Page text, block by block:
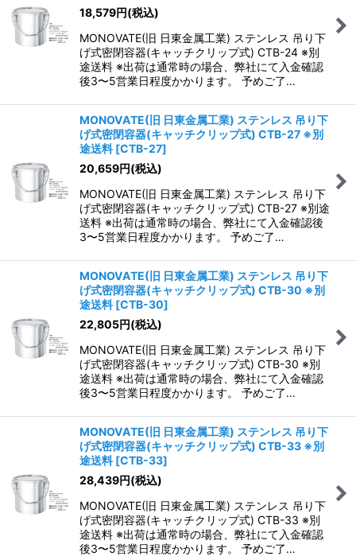
18,579円(税込)
MONOVATE(旧 日東金属工業) ステンレス 吊り下
げ式密閉容器(キャッチクリップ式) CTB-24 ※別
途送料 ※出荷は通常時の場合、弊社にて入金確認
後3〜5営業日程度かかります。 予めご了…
MONOVATE(旧 日東金属工業) ステンレス 吊り下
げ式密閉容器(キャッチクリップ式) CTB-27 ※別
途送料 [CTB-27]
20,659円(税込)
MONOVATE(旧 日東金属工業) ステンレス 吊り下
げ式密閉容器(キャッチクリップ式) CTB-27 ※別途
送料 ※出荷は通常時の場合、弊社にて入金確認後
3〜5営業日程度かかります。 予めご了…
MONOVATE(旧 日東金属工業) ステンレス 吊り下
げ式密閉容器(キャッチクリップ式) CTB-30 ※別
途送料 [CTB-30]
22,805円(税込)
MONOVATE(旧 日東金属工業) ステンレス 吊り下
げ式密閉容器(キャッチクリップ式) CTB-30 ※別
途送料 ※出荷は通常時の場合、弊社にて入金確認
後3〜5営業日程度かかります。 予めご了…
MONOVATE(旧 日東金属工業) ステンレス 吊り下
げ式密閉容器(キャッチクリップ式) CTB-33 ※別
途送料 [CTB-33]
28,439円(税込)
MONOVATE(旧 日東金属工業) ステンレス 吊り下
げ式密閉容器(キャッチクリップ式) CTB-33 ※別
途送料 ※出荷は通常時の場合、弊社にて入金確認
後3〜5営業日程度かかります。 予めご了…